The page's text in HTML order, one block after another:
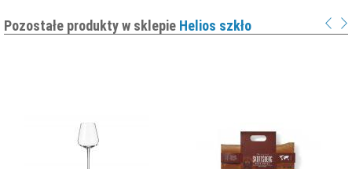
Pozostałe produkty w sklepie Helios szkło